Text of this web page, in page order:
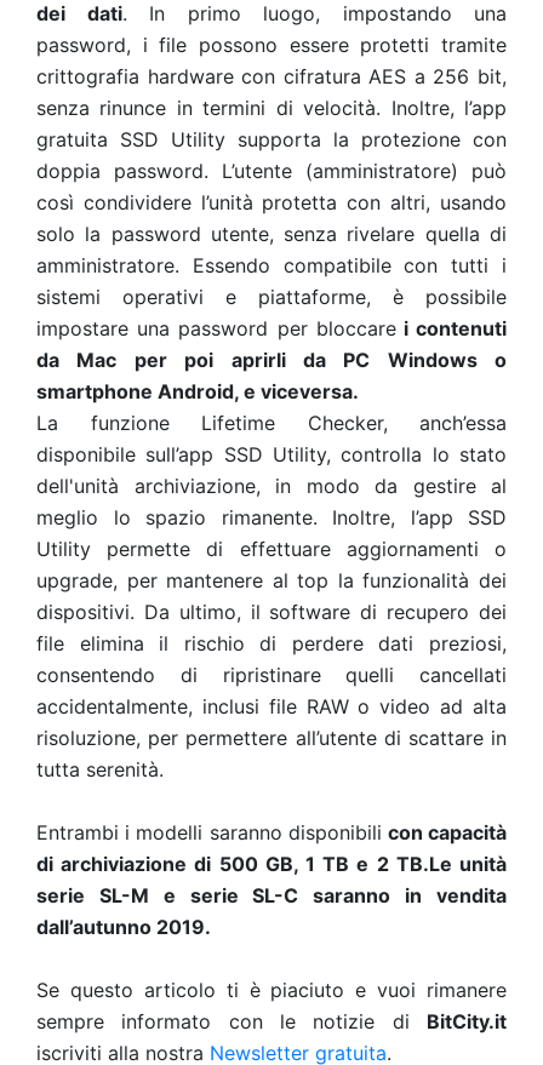
dei dati. In primo luogo, impostando una
password, i file possono essere protetti tramite
crittografia hardware con cifratura AES a 256 bit,
senza rinunce in termini di velocità. Inoltre, l’app
gratuita SSD Utility supporta la protezione con
doppia password. L’utente (amministratore) può
così condividere l’unità protetta con altri, usando
solo la password utente, senza rivelare quella di
amministratore. Essendo compatibile con tutti i
sistemi operativi e piattaforme, è possibile
impostare una password per bloccarei contenuti
da Mac per poi aprirli da PC Windows o
smartphone Android, e viceversa.
La funzione Lifetime Checker, anch’essa
disponibile sull’app SSD Utility, controlla lo stato
dell'unità archiviazione, in modo da gestire al
meglio lo spazio rimanente. Inoltre, l’app SSD
Utility permette di effettuare aggiornamenti o
upgrade, per mantenere al top la funzionalità dei
dispositivi. Da ultimo, il software di recupero dei
file elimina il rischio di perdere dati preziosi,
consentendo di ripristinare quelli cancellati
accidentalmente, inclusi file RAW o video ad alta
risoluzione, per permettere all’utente di scattare in
tutta serenità.
Entrambi i modelli saranno disponibili con capacità
di archiviazione di 500 GB, 1 TB e 2 TB.Le unità
serie SL-M e serie SL-C saranno in vendita
dall’autunno 2019.
Se questo articolo ti è piaciuto e vuoi rimanere
sempre informato con le notizie di BitCity.it
iscriviti alla nostra Newsletter gratuita.